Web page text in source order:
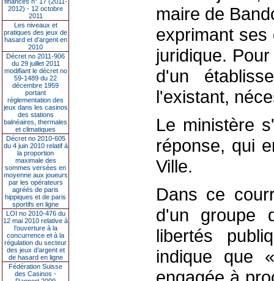
2012) - 12 octobre
2011
Les niveaux et
pratiques des jeux de
hasard et d’argent en
2010
Décret no 2011-906
du 29 juillet 2011
modifiant le décret no
59-1489 du 22
décembre 1959
portant
réglementation des
jeux dans les casinos
des stations
balnéaires, thermales
et climatiques
Décret no 2010-605
du 4 juin 2010 relatif à
la proportion
maximale des
sommes versées en
moyenne aux joueurs
par les opérateurs
agréés de paris
hippiques et de paris
sportifs en ligne
LOI no 2010-476 du
12 mai 2010 relative à
l’ouverture à la
concurrence et à la
régulation du secteur
des jeux d’argent et
de hasard en ligne
Fédération Suisse
des Casinos -
maire de
exprimant ses
juridique.
d'un
l'existant,
Le ministère
réponse, qui
Ville.
Dans ce
d'un groupe
libertés
indique que